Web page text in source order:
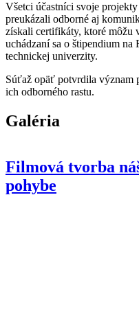
Všetci účastníci svoje
preukázali odborné aj
získali certifikáty, ktoré
uchádzaní sa o štipendium
technickej univerzity.
Súťaž opäť potvrdila význam
ich odborného rastu.
Galéria
Filmová tvorba
pohybe